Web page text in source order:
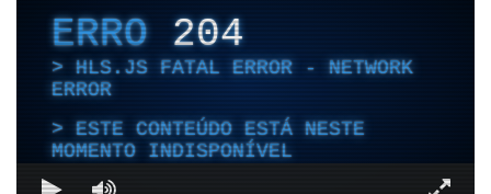
ERRO204
HLS.JS FATAL ERROR - NETWORK
ERROR
ESTE CONTEÚDO ESTÁ NESTE
MOMENTO INDISPONÍVEL